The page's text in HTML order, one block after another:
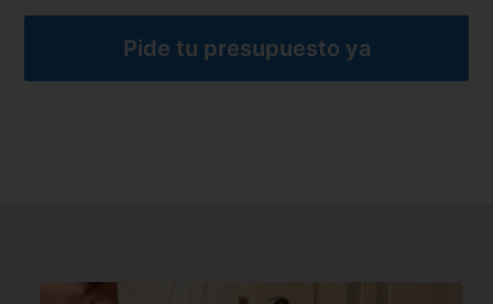
Pide tu presupuesto ya